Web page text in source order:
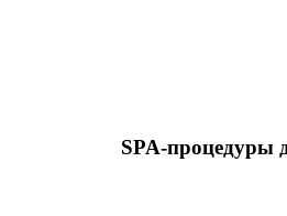
SPA-процедуры